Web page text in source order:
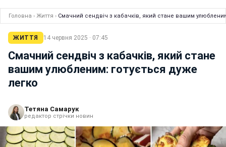
Головна › Життя › Смачний сендвіч з кабачків, який стане вашим
ЖИТТЯ 14 червня 2025 · 07:45
Смачний сендвіч з кабачків, який стане
вашим улюбленим: готується дуже
легко
Тетяна Самарук
редактор стрічки новин